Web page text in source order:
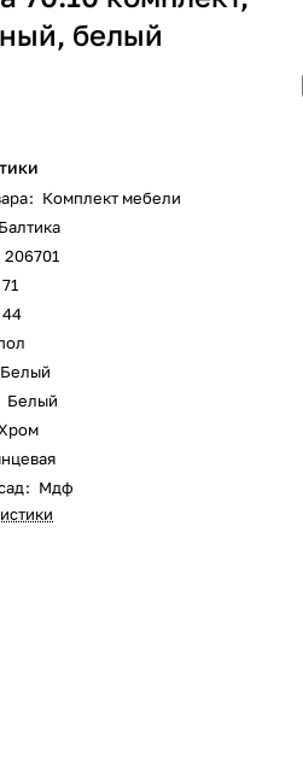
белый
: Комплект мебели
Балтика
206701
71
44
Белый
Белый
: Мдф